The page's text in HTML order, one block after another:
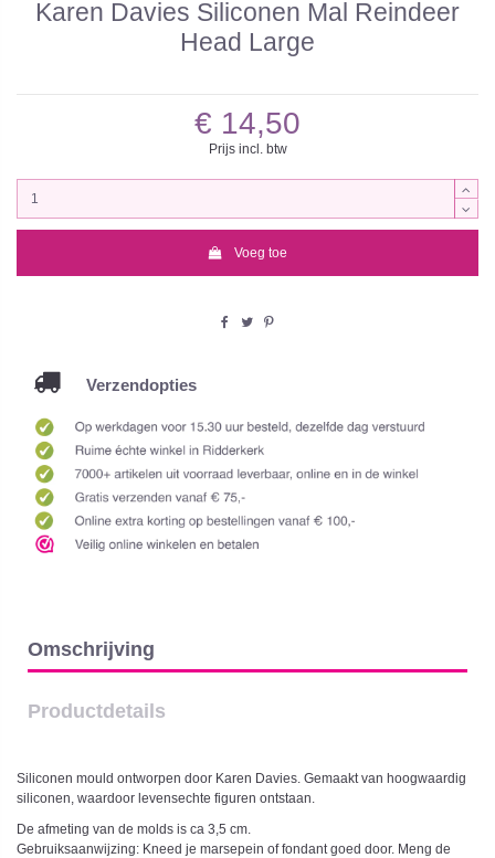
Karen Davies Siliconen Mal Reindeer
Head Large
€ 14,50
Prijs incl. btw
Voeg toe
Verzendopties
Omschrijving
Productdetails
Siliconen mould ontworpen door Karen Davies. Gemaakt van hoogwaardig
siliconen, waardoor levensechte figuren ontstaan.
De afmeting van de molds is ca 3,5 cm.
Gebruiksaanwijzing: Kneed je marsepein of fondant goed door. Meng de